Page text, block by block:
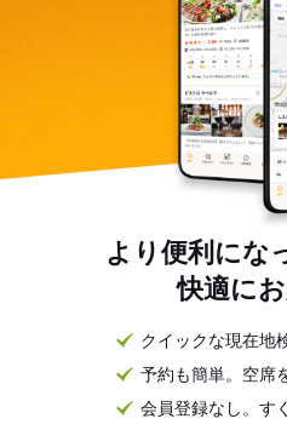
より便利にな
快適に
クイックな現在地
予約も簡単。空席
会員登録なし。す